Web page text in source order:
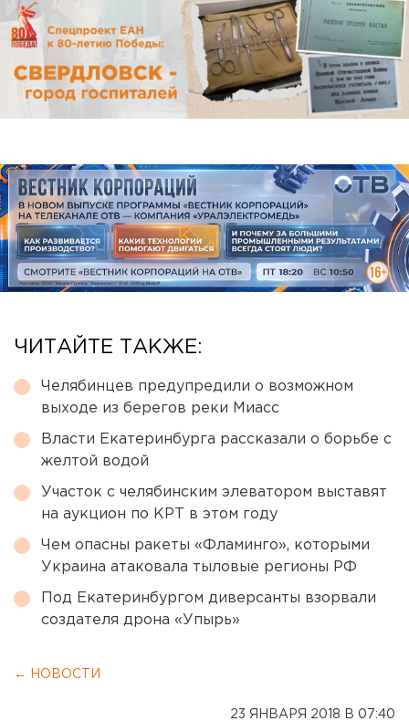
ЧИТАЙТЕ ТАКЖЕ:
Челябинцев предупредили о возможном
выходе из берегов реки Миасс
Власти Екатеринбурга рассказали о борьбе с
желтой водой
Участок с челябинским элеватором выставят
на аукцион по КРТ в этом году
Чем опасны ракеты «Фламинго», которыми
Украина атаковала тыловые регионы РФ
Под Екатеринбургом диверсанты взорвали
создателя дрона «Упырь»
← НОВОСТИ
23 ЯНВАРЯ 2018 В 07:40